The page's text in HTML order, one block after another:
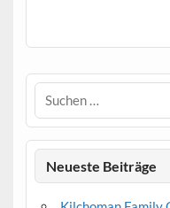
Neueste Beiträge